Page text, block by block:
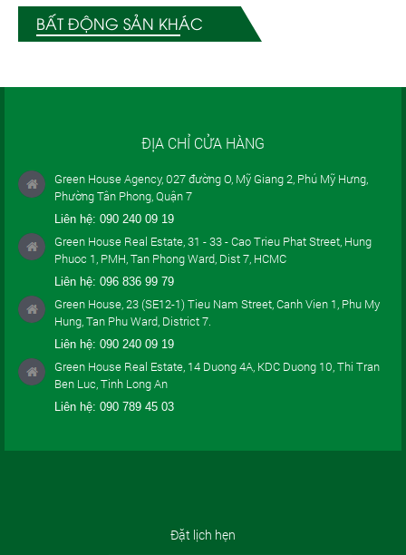
BẤT ĐỘNG SẢN KHÁC
ĐỊA CHỈ CỬA HÀNG
Green House Agency, 027 đường O, Mỹ Giang 2, Phú Mỹ Hưng,
Phường Tân Phong, Quận 7
Liên hệ: 090 240 09 19
Green House Real Estate, 31 - 33 - Cao Trieu Phat Street, Hung
Phuoc 1, PMH, Tan Phong Ward, Dist 7, HCMC
Liên hệ: 096 836 99 79
Green House, 23 (SE12-1) Tieu Nam Street, Canh Vien 1, Phu My
Hung, Tan Phu Ward, District 7.
Liên hệ: 090 240 09 19
Green House Real Estate, 14 Duong 4A, KDC Duong 10, Thi Tran
Ben Luc, Tinh Long An
Liên hệ: 090 789 45 03
Đặt lịch hẹn